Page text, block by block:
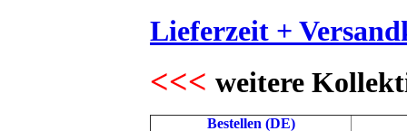
Lieferzeit +
<<< weitere
Bestellen (DE)